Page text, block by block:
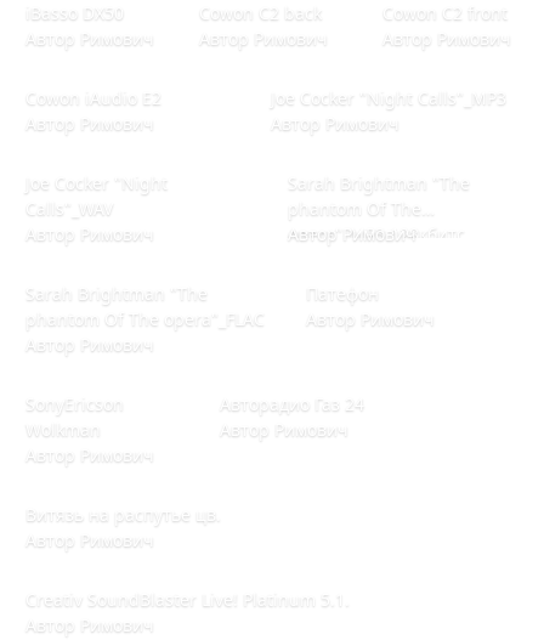
iBasso DX50
Автор
Римович
Cowon C2 back
Автор
Римович
Cowon C2 front
Автор
Римович
Cowon iAudio E2
Автор
Римович
Joe Cocker "Night Calls"_MP3
Автор
Римович
Joe Cocker "Night
Calls"_WAV
Автор
Римович
Sarah Brightman "The
phantom Of The
opera"_MP3 128кбитс
Автор Римович
Sarah Brightman "The
phantom Of The opera"_FLAC
Автор
Римович
Патефон
Автор
Римович
SonyEricson
Wolkman
Автор
Римович
Авторадио Газ 24
Автор
Римович
Витязь на распутье цв.
Автор
Римович
Creativ SoundBlaster Live! Platinum 5.1.
Автор
Римович